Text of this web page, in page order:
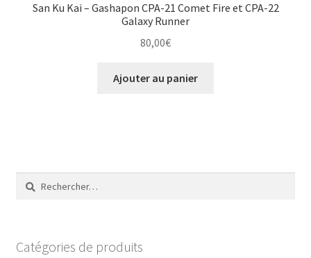
San Ku Kai – Gashapon CPA-21 Comet Fire et CPA-22
Galaxy Runner
80,00€
Ajouter au panier
Rechercher :
Catégories de produits